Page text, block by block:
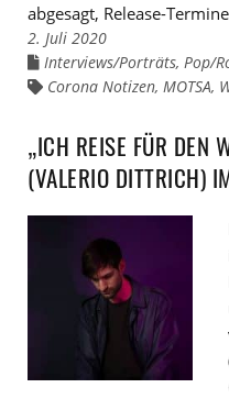
abgesagt, Release-
2. Juli 2020
Links
den
Interviews/Porträts, Pop/
Links
Corona Notizen, MOTSA,
„ICH REISE FÜR DEN
(VALERIO DITTRICH)